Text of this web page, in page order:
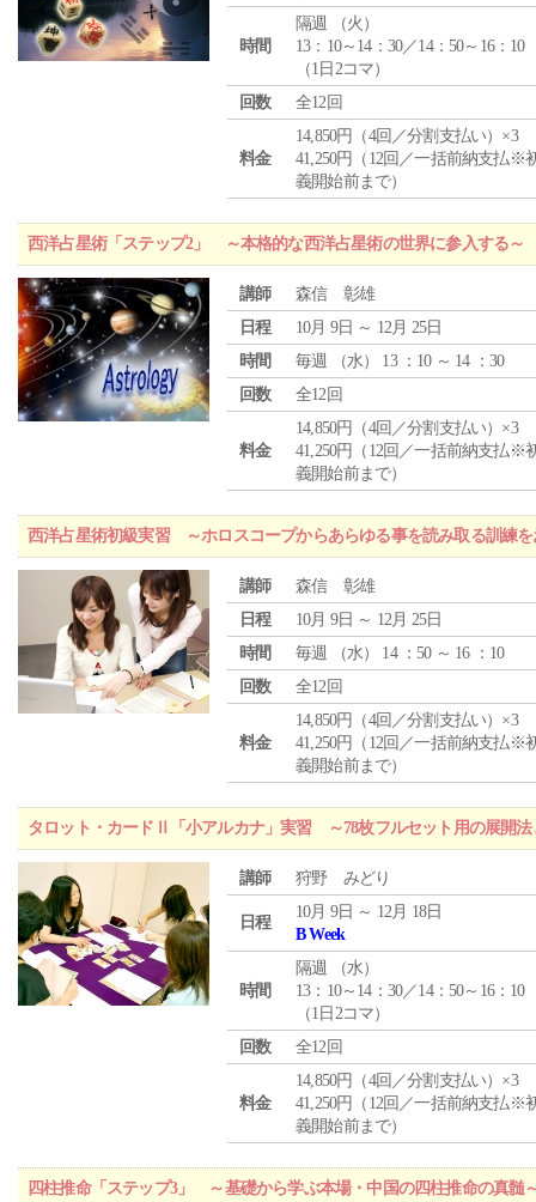
時間
隔週 （火 ）
13：10～14：30／14：50～16：10
（1日2コマ）
回数
全12回
料金
14,850円（4回／分割支払い）×3
41,250円（12回／一括前納支払※
義開始前まで）
西洋占星術「ステップ2」 ～本格的な西洋占星術の世界に参入する～
講師
森信 彰雄
日程
10月 9日 ～ 12月 25日
時間
毎週 （水） 13 ：10 ～ 14 ：30
回数
全12回
料金
14,850円（4回／分割支払い）×3
41,250円（12回／一括前納支払※
義開始前まで）
西洋占星術初級実習 ～ホロスコープからあらゆる事を読み取る訓練を
講師
森信 彰雄
日程
10月 9日 ～ 12月 25日
時間
毎週 （水） 14 ：50 ～ 16 ：10
回数
全12回
料金
14,850円（4回／分割支払い）×3
41,250円（12回／一括前納支払※
義開始前まで）
タロット・カードⅡ「小アルカナ」実習 ～78枚フルセット用の展開法
講師 狩野 みどり
日程
10月 9日 ～ 12月 18日
B Week
時間
隔週 （水）
13：10～14：30／14：50～16：10
（1日2コマ）
回数
全12回
料金
14,850円（4回／分割支払い）×3
41,250円（12回／一括前納支払※
義開始前まで）
四柱推命「ステップ3」 ～基礎から学ぶ本場・中国の四柱推命の真髄